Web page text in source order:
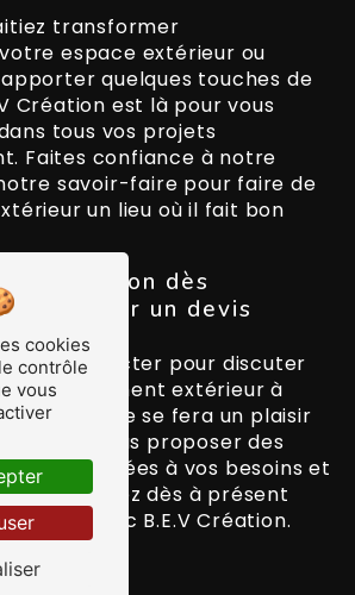
transformer
espace extérieur ou
quelques touches de
Création est là pour vous
tous vos projets
Faites confiance à notre
savoir-faire pour faire de
un lieu où il fait bon
Création dès
obtenir un devis
nous contacter pour discuter
extérieur à
Notre équipe se fera un plaisir
et de vous proposer des
adaptées à vos besoins et
Transformez dès à présent
avec B.E.V Création.
cookies
contrôle
vous